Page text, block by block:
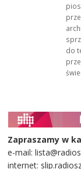
do
Zapraszamy w
e-mail:
internet: